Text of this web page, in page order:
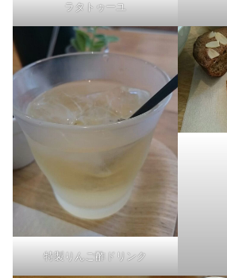
ラタトゥーユ
特製りんご酢ドリンク